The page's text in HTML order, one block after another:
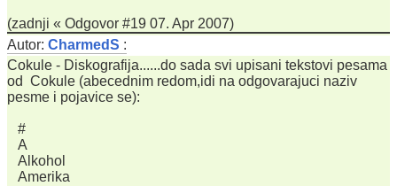
(zadnji « Odgovor #19 07. Apr 2007)
Autor: CharmedS :
Cokule - Diskografija......do sada svi upisani tekstovi pesama
od Cokule (abecednim redom,idi na odgovarajuci naziv
pesme i pojavice se):
#
A
Alkohol
Amerika